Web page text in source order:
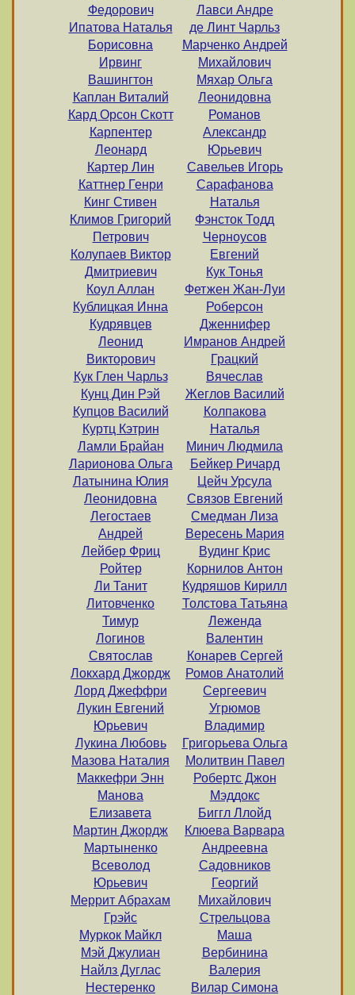
Федорович
Ипатова Наталья
Борисовна
Ирвинг
Вашингтон
Каплан Виталий
Кард Орсон Скотт
Карпентер
Леонард
Картер Лин
Каттнер Генри
Кинг Стивен
Климов Григорий
Петрович
Колупаев Виктор
Дмитриевич
Коул Аллан
Кублицкая Инна
Кудрявцев
Леонид
Викторович
Кук Глен Чарльз
Кунц Дин Рэй
Купцов Василий
Куртц Кэтрин
Ламли Брайан
Ларионова Ольга
Латынина Юлия
Леонидовна
Легостаев
Андрей
Лейбер Фриц
Ройтер
Ли Танит
Литовченко
Тимур
Логинов
Святослав
Локхард Джордж
Лорд Джеффри
Лукин Евгений
Юрьевич
Лукина Любовь
Мазова Наталия
Маккефри Энн
Манова
Елизавета
Мартин Джордж
Мартыненко
Всеволод
Юрьевич
Меррит Абрахам
Грэйс
Муркок Майкл
Мэй Джулиан
Найлз Дуглас
Нестеренко
Лавси Андре
де Линт Чарльз
Марченко Андрей
Михайлович
Мяхар Ольга
Леонидовна
Романов
Александр
Юрьевич
Савельев Игорь
Сарафанова
Наталья
Фэнсток Тодд
Черноусов
Евгений
Кук Тонья
Фетжен Жан-Луи
Роберсон
Дженнифер
Имранов Андрей
Грацкий
Вячеслав
Жеглов Василий
Колпакова
Наталья
Минич Людмила
Бейкер Ричард
Цейч Урсула
Связов Евгений
Смедман Лиза
Вересень Мария
Вудинг Крис
Корнилов Антон
Кудряшов Кирилл
Толстова Татьяна
Леженда
Валентин
Конарев Сергей
Ромов Анатолий
Сергеевич
Угрюмов
Владимир
Григорьева Ольга
Молитвин Павел
Робертс Джон
Мэддокс
Биггл Ллойд
Клюева Варвара
Андреевна
Садовников
Георгий
Михайлович
Стрельцова
Маша
Вербинина
Валерия
Вилар Симона